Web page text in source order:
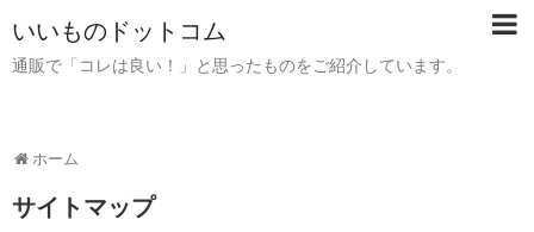
いいものドットコム
通販で「コレは良い！」と思ったものをご紹介しています。
ホーム
サイトマップ